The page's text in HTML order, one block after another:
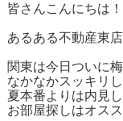
皆さんこんにちは！
あるある不動産東
関東は今日ついに
なかなかスッキリ
夏本番よりは内見
お部屋探しはオス